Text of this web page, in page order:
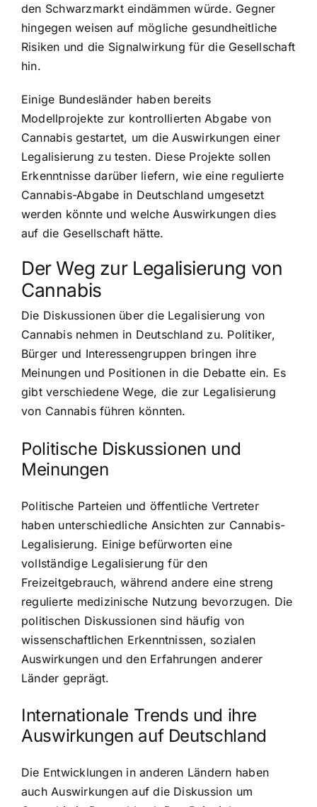
den Schwarzmarkt eindämmen würde. Gegner
hingegen weisen auf mögliche gesundheitliche
Risiken und die Signalwirkung für die Gesellschaft
hin.
Einige Bundesländer haben bereits
Modellprojekte zur kontrollierten Abgabe von
Cannabis gestartet, um die Auswirkungen einer
Legalisierung zu testen. Diese Projekte sollen
Erkenntnisse darüber liefern, wie eine regulierte
Cannabis-Abgabe in Deutschland umgesetzt
werden könnte und welche Auswirkungen dies
auf die Gesellschaft hätte.
Der Weg zur Legalisierung von
Cannabis
Die Diskussionen über die Legalisierung von
Cannabis nehmen in Deutschland zu. Politiker,
Bürger und Interessengruppen bringen ihre
Meinungen und Positionen in die Debatte ein. Es
gibt verschiedene Wege, die zur Legalisierung
von Cannabis führen könnten.
Politische Diskussionen und
Meinungen
Politische Parteien und öffentliche Vertreter
haben unterschiedliche Ansichten zur Cannabis-
Legalisierung. Einige befürworten eine
vollständige Legalisierung für den
Freizeitgebrauch, während andere eine streng
regulierte medizinische Nutzung bevorzugen. Die
politischen Diskussionen sind häufig von
wissenschaftlichen Erkenntnissen, sozialen
Auswirkungen und den Erfahrungen anderer
Länder geprägt.
Internationale Trends und ihre
Auswirkungen auf Deutschland
Die Entwicklungen in anderen Ländern haben
auch Auswirkungen auf die Diskussion um